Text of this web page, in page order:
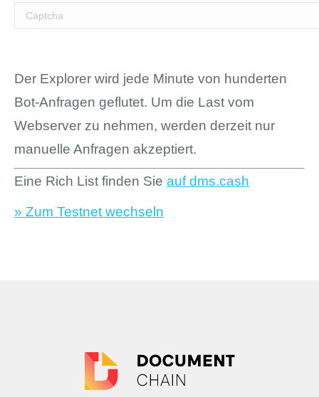
Der Explorer wird jede Minute von hunderten
Bot-Anfragen geflutet. Um die Last vom
Webserver zu nehmen, werden derzeit nur
manuelle Anfragen akzeptiert.
Eine Rich List finden Sie auf dms.cash
» Zum Testnet wechseln